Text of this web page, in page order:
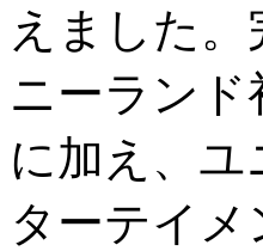
えました
ニーラン
に加え、
ターテイ